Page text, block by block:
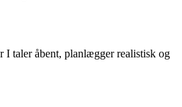
I taler åbent, planlægger realistisk og